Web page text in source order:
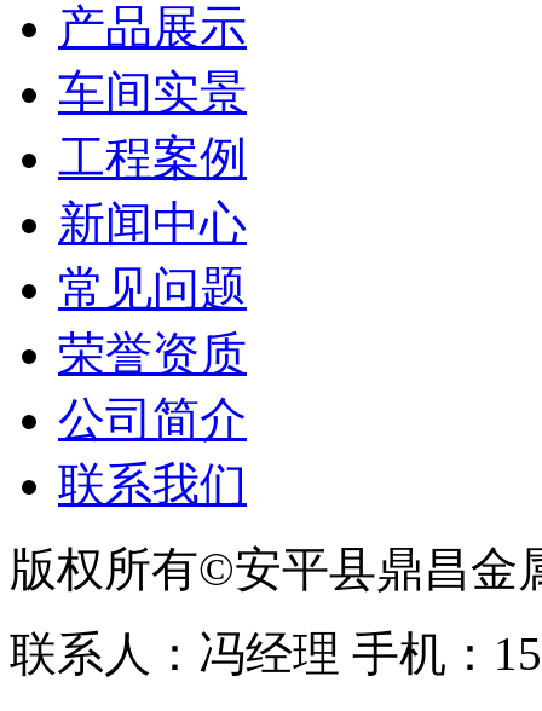
产品展示
车间实景
工程案例
新闻中心
常见问题
荣誉资质
公司简介
联系我们
版权所有©安平县鼎昌金
联系人：冯经理 手机：